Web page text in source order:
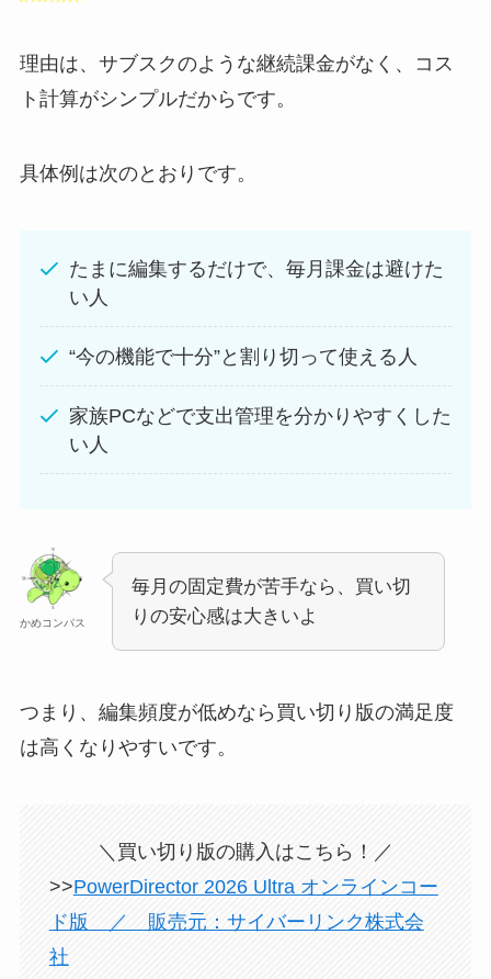
理由は、サブスクのような継続課金がなく、コス
ト計算がシンプルだからです。
具体例は次のとおりです。
たまに編集するだけで、毎月課金は避けた
い人
“今の機能で十分”と割り切って使える人
家族PCなどで支出管理を分かりやすくした
い人
かめコンパス
毎月の固定費が苦手なら、買い切
りの安心感は大きいよ
つまり、編集頻度が低めなら買い切り版の満足度
は高くなりやすいです。
＼買い切り版の購入はこちら！／
>>PowerDirector 2026 Ultra オンラインコー
ド版 ／ 販売元：サイバーリンク株式会
社